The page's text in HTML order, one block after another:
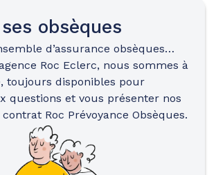
obsèques
d’assurance obsèques…
Roc Eclerc, nous sommes à
toujours disponibles pour
questions et vous présenter nos
Roc Prévoyance Obsèques.